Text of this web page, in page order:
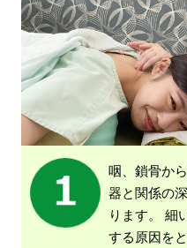
咽、鎖骨か
器と関係の
ります。
細
する原因を